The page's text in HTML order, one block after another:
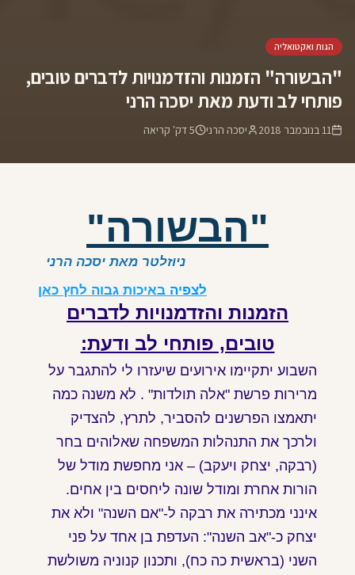
הגות ואקטואליה
"הבשורה" הזמנות והזדמנויות לדברים טובים,
פותחי לב ודעת מאת יסכה הרני
11 בנובמבר 2018 יסכה הרני 5דק' קריאה
"הבשורה"
ניוזלטר מאת יסכה הרני
לצפיה באיכות גבוה לחץ כאן
הזמנות והזדמנויות לדברים
טובים, פותחי לב ודעת:
השבוע יתקיימו אירועים שיעזרו לי להתגבר על
מרירות פרשת "אלה תולדות" . לא משנה כמה
יתאמצו הפרשנים להסביר, לתרץ, להצדיק
ולרכך את התנהלות המשפחה שאלוהים בחר
(רבקה, יצחק ויעקב) – אני מחפשת מודל של
הורות אחרת ומודל שונה ליחסים בין אחים.
אינני מכתירה את רבקה ל-"אם השנה" ולא את
יצחק כ-"אב השנה": העדפת בן אחד על פני
השני (בראשית כה כח), ותכנון קנוניה משולשת